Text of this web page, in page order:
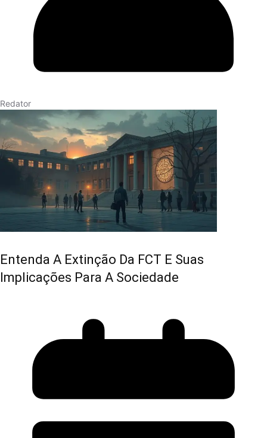
Redator
Entenda A Extinção Da FCT E Suas
Implicações Para A Sociedade